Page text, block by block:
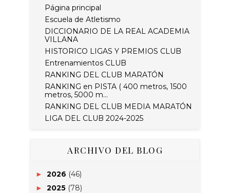
Página principal
Escuela de Atletismo
DICCIONARIO DE LA REAL ACADEMIA
VILLANA
HISTORICO LIGAS Y PREMIOS CLUB
Entrenamientos CLUB
RANKING DEL CLUB MARATÓN
RANKING en PISTA ( 400 metros, 1500
metros, 5000 m...
RANKING DEL CLUB MEDIA MARATÓN
LIGA DEL CLUB 2024-2025
ARCHIVO DEL BLOG
► 2026 (46)
► 2025 (78)